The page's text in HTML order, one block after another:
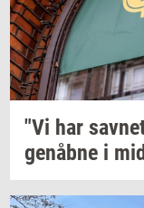
"Vi har
genåb­ne i